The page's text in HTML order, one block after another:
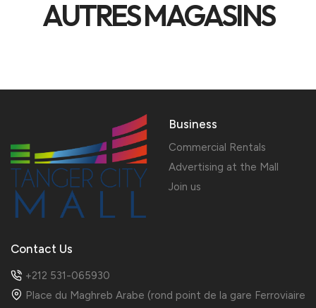
AUTRES MAGASINS
Contact Us
+212 531-065930
Place du Maghreb Arabe (rond point de la gare Ferroviaire
Business
Commercial Rentals
Advertising at the Mall
Join us